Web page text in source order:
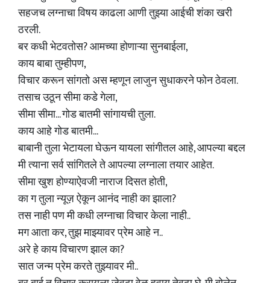
सहजच लग्नाचा विषय काढला आणी तुझ्या आईची शंका खरी
ठरली.
बर कधी भेटवतोस? आमच्या होणाऱ्या सुनबाईला,
काय बाबा तुम्हीपण,
विचार करून सांगतो अस म्हणून लाजुन सुधाकरने फोन ठेवला.
तसाच उठून सीमा कडे गेला,
सीमा सीमा... गोड बातमी सांगायची तुला.
काय आहे गोड बातमी...
बाबानी तुला भेटायला घेऊन यायला सांगीतल आहे, आपल्या बद्दल
मी त्याना सर्व सांगितले ते आपल्या लग्नाला तयार आहेत.
सीमा खुश होण्याऐवजी नाराज दिसत होती,
का ग तुला न्यूज़ ऐकून आनंद नाही का झाला?
तस नाही पण मी कधी लग्नाचा विचार केला नाही..
मग आता कर, तुझ माझ्यावर प्रेम आहे न..
अरे हे काय विचारण झाल का?
सात जन्म प्रेम करते तुझ्यावर मी..